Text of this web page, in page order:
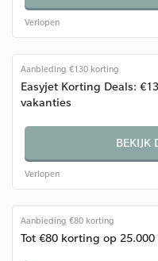
Verlopen
Aanbieding €130 korting
Easyjet Korting Deals:
vakanties
BEKIJK
Verlopen
Aanbieding €80 korting
Tot €80 korting op